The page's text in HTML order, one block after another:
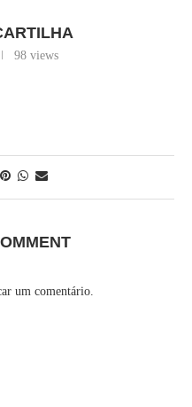
98views
um comentário.